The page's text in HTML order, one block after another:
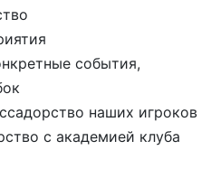
события,
наших игроков
с академией клуба